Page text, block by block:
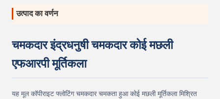
उत्पाद का वर्णन
चमकदार इंद्रधनुषी चमकदार कोई मछली
एफआरपी मूर्तिकला
यह मूल कॉपीराइट फ्लोटिंग चमकदार चमकता हुआ कोई मछली मूर्तिकला मिश्रित